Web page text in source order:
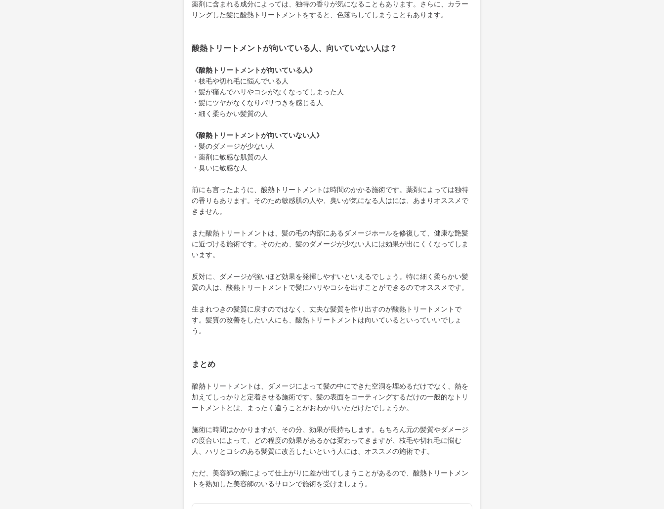
薬剤に含まれる成分によっては、独特の香りが気になることもあります。さらに、カラー
リングした髪に酸熱トリートメントをすると、色落ちしてしまうこともあります。
酸熱トリートメントが向いている人、向いていない人は？
《酸熱トリートメントが向いている人》
・枝毛や切れ毛に悩んでいる人
・髪が痛んでハリやコシがなくなってしまった人
・髪にツヤがなくなりパサつきを感じる人
・細く柔らかい髪質の人
《酸熱トリートメントが向いていない人》
・髪のダメージが少ない人
・薬剤に敏感な肌質の人
・臭いに敏感な人
前にも言ったように、酸熱トリートメントは時間のかかる施術です。薬剤によっては独特
の香りもあります。そのため敏感肌の人や、臭いが気になる人はには、あまりオススメで
きません。
また酸熱トリートメントは、髪の毛の内部にあるダメージホールを修復して、健康な艶髪
に近づける施術です。そのため、髪のダメージが少ない人には効果が出にくくなってしま
います。
反対に、ダメージが強いほど効果を発揮しやすいといえるでしょう。特に細く柔らかい髪
質の人は、酸熱トリートメントで髪にハリやコシを出すことができるのでオススメです。
生まれつきの髪質に戻すのではなく、丈夫な髪質を作り出すのが酸熱トリートメントで
す。髪質の改善をしたい人にも、酸熱トリートメントは向いているといっていいでしょ
う。
まとめ
酸熱トリートメントは、ダメージによって髪の中にできた空洞を埋めるだけでなく、熱を
加えてしっかりと定着させる施術です。髪の表面をコーティングするだけの一般的なトリ
ートメントとは、まったく違うことがおわかりいただけたでしょうか。
施術に時間はかかりますが、その分、効果が長持ちします。もちろん元の髪質やダメージ
の度合いによって、どの程度の効果があるかは変わってきますが、枝毛や切れ毛に悩む
人、ハリとコシのある髪質に改善したいという人には、オススメの施術です。
ただ、美容師の腕によって仕上がりに差が出てしまうことがあるので、酸熱トリートメン
トを熟知した美容師のいるサロンで施術を受けましょう。